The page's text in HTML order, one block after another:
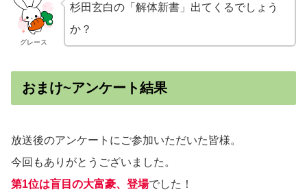
グレース
杉田玄白の「解体新書」出てくるでしょう
か？
おまけ~アンケート結果
放送後のアンケートにご参加いただいた皆様。
今回もありがとうございました。
第1位は盲目の大富豪、登場でした！